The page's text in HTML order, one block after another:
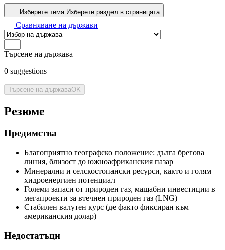
Изберете тема Изберете раздел в страницата
Сравняване на държави
Търсене на държава
0 suggestions
Търсене на държаваOK
Резюме
Предимства
Благоприятно географско положение: дълга брегова
линия, близост до южноафриканския пазар
Минерални и селскостопански ресурси, както и голям
хидроенергиен потенциал
Големи запаси от природен газ, мащабни инвестиции в
мегапроекти за втечнен природен газ (LNG)
Стабилен валутен курс (де факто фиксиран към
американския долар)
Недостатъци